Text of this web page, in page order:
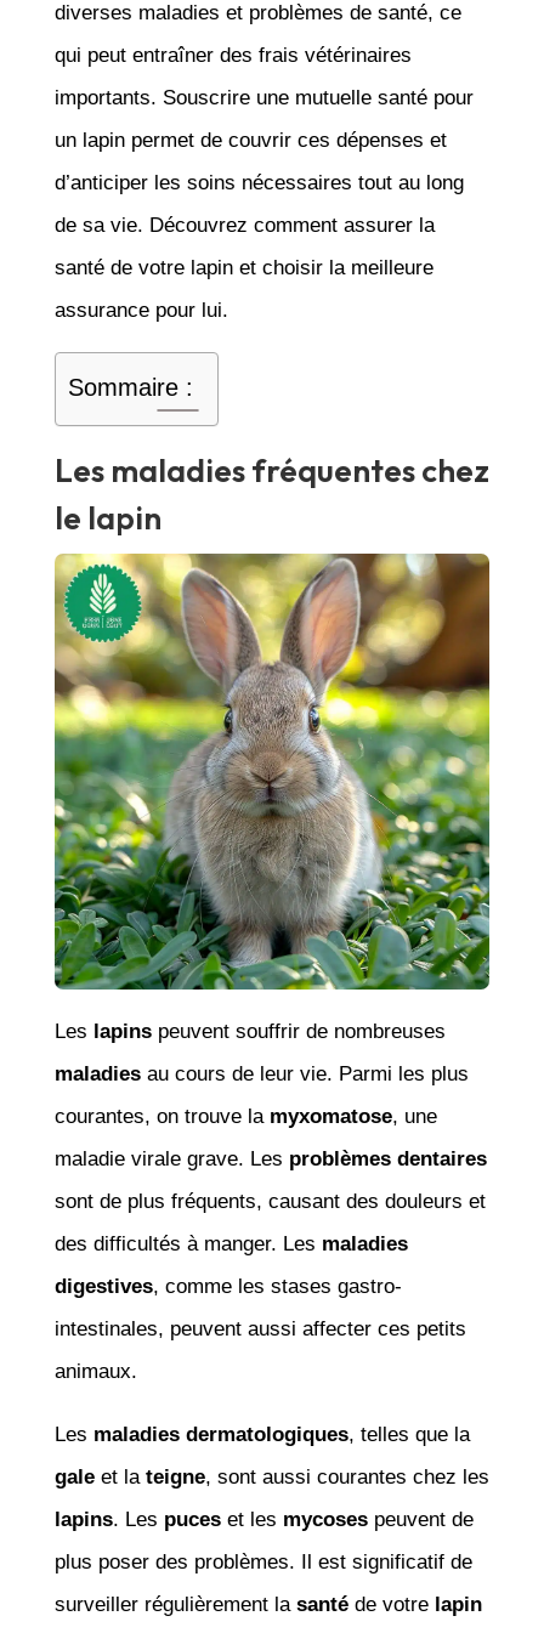
diverses maladies et problèmes de santé, ce
qui peut entraîner des frais vétérinaires
importants. Souscrire une mutuelle santé pour
un lapin permet de couvrir ces dépenses et
d’anticiper les soins nécessaires tout au long
de sa vie. Découvrez comment assurer la
santé de votre lapin et choisir la meilleure
assurance pour lui.
Sommaire :
Les maladies fréquentes chez
le lapin
Les lapinspeuvent souffrir de nombreuses
maladiesau cours de leur vie. Parmi les plus
courantes, on trouve la myxomatose, une
maladie virale grave. Les problèmes dentaires
sont de plus fréquents, causant des douleurs et
des difficultés à manger. Les maladies
digestives, comme les stases gastro-
intestinales, peuvent aussi affecter ces petits
animaux.
Les maladies dermatologiques, telles que la
galeet la teigne, sont aussi courantes chez les
lapins. Les puceset les mycosespeuvent de
plus poser des problèmes. Il est significatif de
surveiller régulièrement la santéde votre lapin